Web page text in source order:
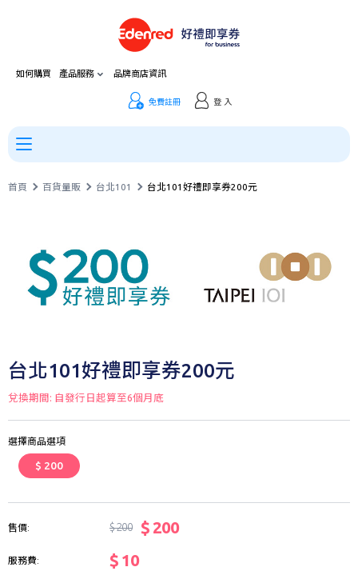
如何購買 產品服務 品牌商店資訊
免費註冊 登 入
首頁 百貨量販 台北101 台北101好禮即享券200元
台北101好禮即享券200元
兌換期間: 自發行日起算至6個月底
選擇商品選項
$ 200
售價: $ 200 $ 200
服務費: $ 10